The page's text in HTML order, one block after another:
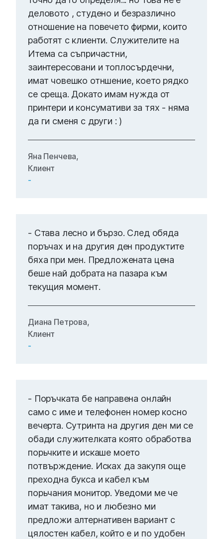
деловото , студено и безразлично
отношение на повечето фирми, които
работят с клиенти. Служителите на
Итема са съпричастни,
заинтересовани и топлосърдечни,
имат човешко отншение, което рядко
се среща. Докато имам нужда от
принтери и консумативи за тях - няма
да ги сменя с други : )
Яна Пенчева,
Клиент
-
- Става лесно и бързо. След обяда
поръчах и на другия ден продуктите
бяха при мен. Предложената цена
беше най добрата на пазара към
текущия момент.
Диана Петрова,
Клиент
-
- Поръчката бе направена онлайн
само с име и телефонен номер косно
вечерта. Сутринта на другия ден ми се
обади служителката която обработва
порьчките и искаше моето
потвърждение. Исках да закупя още
преходна букса и кабел към
порьчания монитор. Уведоми ме че
имат такива, но и любезно ми
предложи алтернативен вариант с
цялостен кабел, който е и по удобен